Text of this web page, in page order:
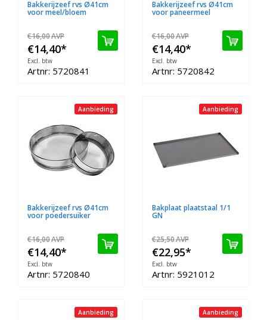
Bakkerijzeef rvs Ø41cm
voor meel/bloem
€16,00AVP
€14,40*
Excl. btw
Artnr: 5720841
Bakkerijzeef rvs Ø41cm
voor paneermeel
€16,00AVP
€14,40*
Excl. btw
Artnr: 5720842
Aanbieding
Bakkerijzeef rvs Ø41cm
voor poedersuiker
€16,00AVP
€14,40*
Excl. btw
Artnr: 5720840
Aanbieding
Bakplaat plaatstaal 1/1
GN
€25,50AVP
€22,95*
Excl. btw
Artnr: 5921012
Aanbieding Aanbieding